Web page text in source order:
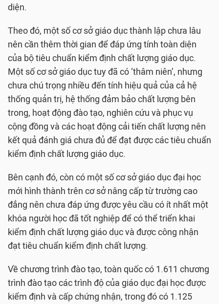
diện.
Theo đó, một số cơ sở giáo dục thành lập chưa lâu
nên cần thêm thời gian để đáp ứng tính toàn diện
của bộ tiêu chuẩn kiểm định chất lượng giáo dục.
Một số cơ sở giáo dục tuy đã có ‘thâm niên’, nhưng
chưa chú trọng nhiều đến tính hiệu quả của cả hệ
thống quản trị, hệ thống đảm bảo chất lượng bên
trong, hoạt động đào tạo, nghiên cứu và phục vụ
cộng đồng và các hoạt động cải tiến chất lượng nên
kết quả đánh giá chưa đủ để đạt được các tiêu chuẩn
kiểm định chất lượng giáo dục.
Bên cạnh đó, còn có một số cơ sở giáo dục đại học
mới hình thành trên cơ sở nâng cấp từ trường cao
đẳng nên chưa đáp ứng được yêu cầu có ít nhất một
khóa người học đã tốt nghiệp để có thể triển khai
kiểm định chất lượng giáo dục và được công nhận
đạt tiêu chuẩn kiểm định chất lượng.
Về chương trình đào tạo, toàn quốc có 1.611 chương
trình đào tạo các trình độ của giáo dục đại học được
kiểm định và cấp chứng nhận, trong đó có 1.125